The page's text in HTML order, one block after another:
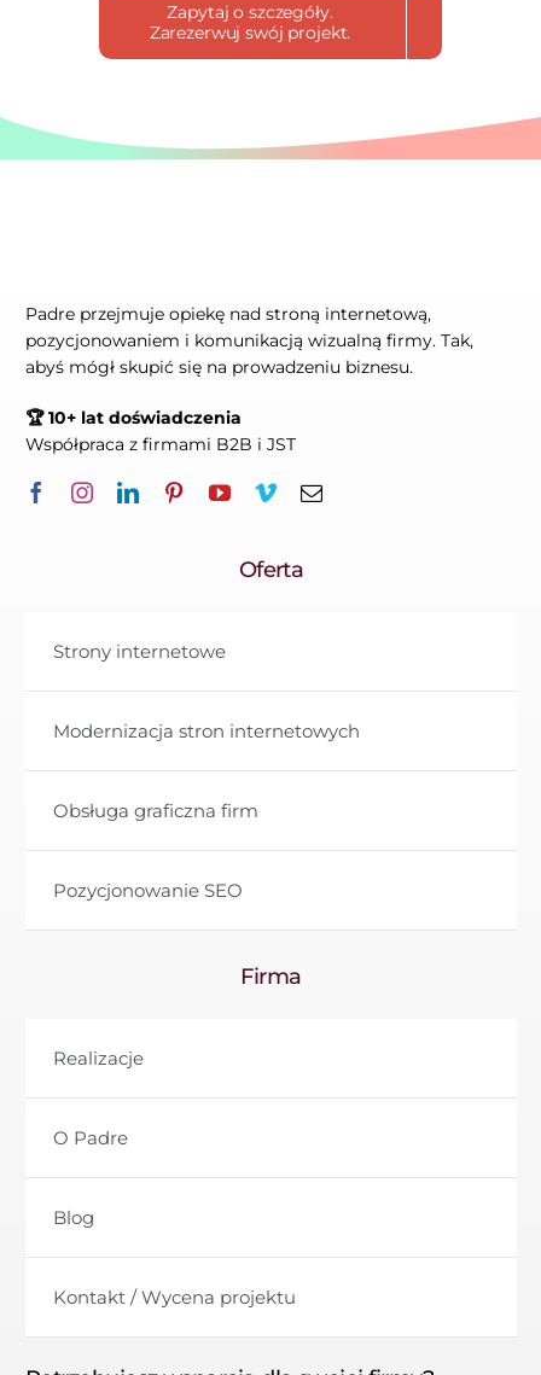
Zapytaj o szczegóły.
Zarezerwuj swój projekt.
Padre przejmuje opiekę nad stroną internetową,
pozycjonowaniem i komunikacją wizualną firmy. Tak,
abyś mógł skupić się na prowadzeniu biznesu.
🏆 10+ lat doświadczenia
Współpraca z firmami B2B i JST
Oferta
Strony internetowe
Modernizacja stron internetowych
Obsługa graficzna firm
Pozycjonowanie SEO
Firma
Realizacje
O Padre
Blog
Kontakt / Wycena projektu